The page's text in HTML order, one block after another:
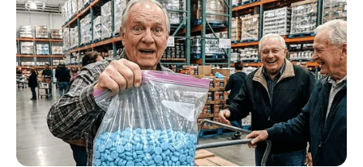
EMAIL ΑΚΟΛΟΥΘΉΣΤΕ